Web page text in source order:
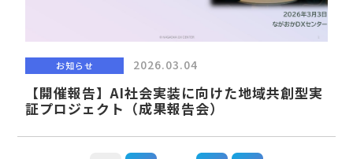
お知らせ 2026.03.04
【開催報告】AI社会実装に向けた地域共創型実
証プロジェクト（成果報告会）